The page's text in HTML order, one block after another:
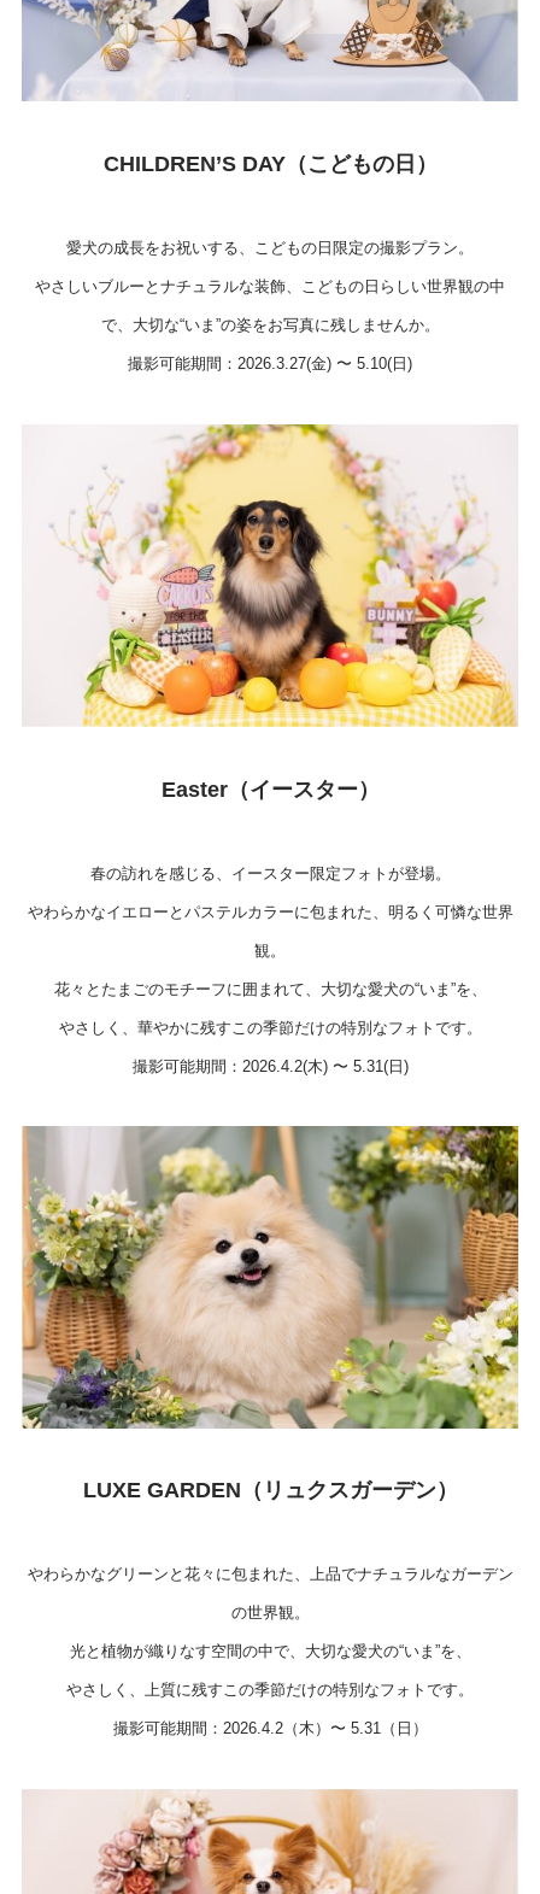
CHILDREN’S DAY（こどもの日）
愛犬の成長をお祝いする、こどもの日限定の撮影プラン。
やさしいブルーとナチュラルな装飾、こどもの日らしい世界観の中
で、大切な“いま”の姿をお写真に残しませんか。
撮影可能期間：2026.3.27(金) 〜 5.10(日)
Easter（イースター）
春の訪れを感じる、イースター限定フォトが登場。
やわらかなイエローとパステルカラーに包まれた、明るく可憐な世界
観。
花々とたまごのモチーフに囲まれて、大切な愛犬の“いま”を、
やさしく、華やかに残すこの季節だけの特別なフォトです。
撮影可能期間：2026.4.2(木) 〜 5.31(日)
LUXE GARDEN（リュクスガーデン）
やわらかなグリーンと花々に包まれた、上品でナチュラルなガーデン
の世界観。
光と植物が織りなす空間の中で、大切な愛犬の“いま”を、
やさしく、上質に残すこの季節だけの特別なフォトです。
撮影可能期間：2026.4.2（木）〜 5.31（日）